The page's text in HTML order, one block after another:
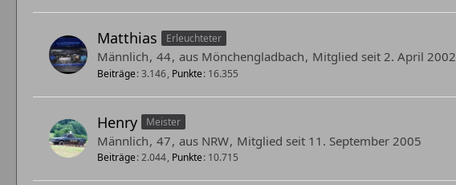
Matthias Erleuchteter
Männlich 44 aus Mönchengladbach Mitglied seit 2. April 2002
Beiträge 3.146 Punkte 16.355
Henry Meister
Männlich 47 aus NRW Mitglied seit 11. September 2005
Beiträge 2.044 Punkte 10.715